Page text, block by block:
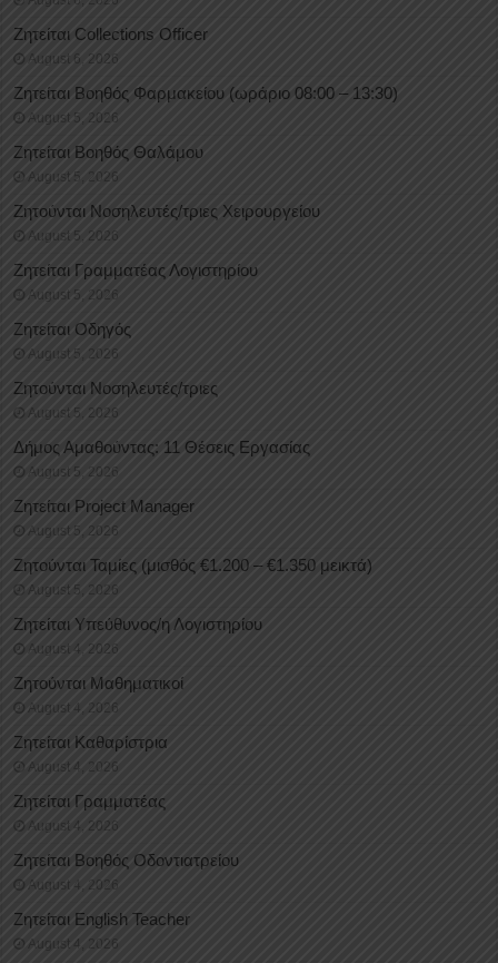
Ζητείται Collections Officer
August 6, 2026
Ζητείται Βοηθός Φαρμακείου (ωράριο 08:00 – 13:30)
August 5, 2026
Ζητείται Βοηθός Θαλάμου
August 5, 2026
Ζητούνται Νοσηλευτές/τριες Χειρουργείου
August 5, 2026
Ζητείται Γραμματέας Λογιστηρίου
August 5, 2026
Ζητείται Οδηγός
August 5, 2026
Ζητούνται Νοσηλευτές/τριες
August 5, 2026
Δήμος Αμαθούντας: 11 Θέσεις Εργασίας
August 5, 2026
Ζητείται Project Manager
August 5, 2026
Ζητούνται Ταμίες (μισθός €1.200 – €1.350 μεικτά)
August 5, 2026
Ζητείται Υπεύθυνος/η Λογιστηρίου
August 4, 2026
Ζητούνται Μαθηματικοί
August 4, 2026
Ζητείται Καθαρίστρια
August 4, 2026
Ζητείται Γραμματέας
August 4, 2026
Ζητείται Βοηθός Οδοντιατρείου
August 4, 2026
Ζητείται English Teacher
August 4, 2026